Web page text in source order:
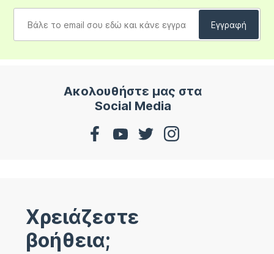
Ακολουθήστε μας στα
Social Media
Χρειάζεστε
βοήθεια;